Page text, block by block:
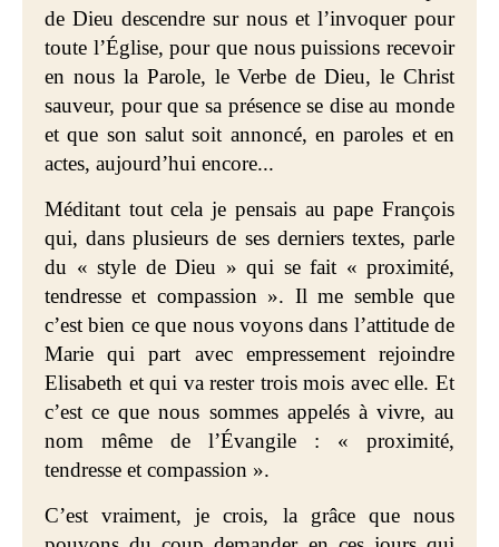
de Dieu descendre sur nous et l’invoquer pour
toute l’Église, pour que nous puissions recevoir
en nous la Parole, le Verbe de Dieu, le Christ
sauveur, pour que sa présence se dise au monde
et que son salut soit annoncé, en paroles et en
actes, aujourd’hui encore...
Méditant tout cela je pensais au pape François
qui, dans plusieurs de ses derniers textes, parle
du « style de Dieu » qui se fait « proximité,
tendresse et compassion ». Il me semble que
c’est bien ce que nous voyons dans l’attitude de
Marie qui part avec empressement rejoindre
Elisabeth et qui va rester trois mois avec elle. Et
c’est ce que nous sommes appelés à vivre, au
nom même de l’Évangile : « proximité,
tendresse et compassion ».
C’est vraiment, je crois, la grâce que nous